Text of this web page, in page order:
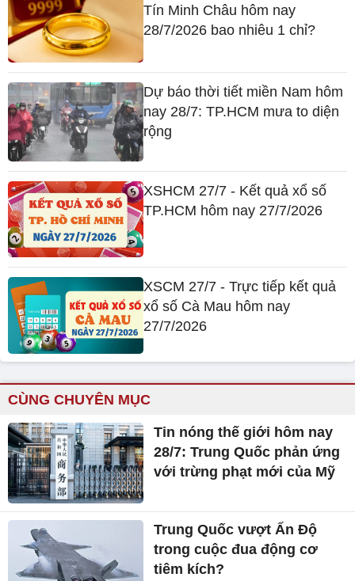
Tín Minh Châu hôm nay
28/7/2026 bao nhiêu 1 chỉ?
Dự báo thời tiết miền Nam hôm
nay 28/7: TP.HCM mưa to diện
rộng
XSHCM 27/7 - Kết quả xổ số
TP.HCM hôm nay 27/7/2026
XSCM 27/7 - Trực tiếp kết quả
xổ số Cà Mau hôm nay
27/7/2026
CÙNG CHUYÊN MỤC
Tin nóng thế giới hôm nay
28/7: Trung Quốc phản ứng
với trừng phạt mới của Mỹ
Trung Quốc vượt Ấn Độ
trong cuộc đua động cơ
tiêm kích?